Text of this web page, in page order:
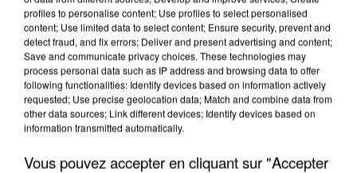
profiles to personalise content; Use profiles to select personalised
content; Use limited data to select content; Ensure security, prevent and
detect fraud, and fix errors; Deliver and present advertising and content;
Save and communicate privacy choices. These technologies may
process personal data such as IP address and browsing data to offer
following functionalities: Identify devices based on information actively
requested; Use precise geolocation data; Match and combine data from
other data sources; Link different devices; Identify devices based on
information transmitted automatically.
Vous pouvez accepter en cliquant sur "Accepter